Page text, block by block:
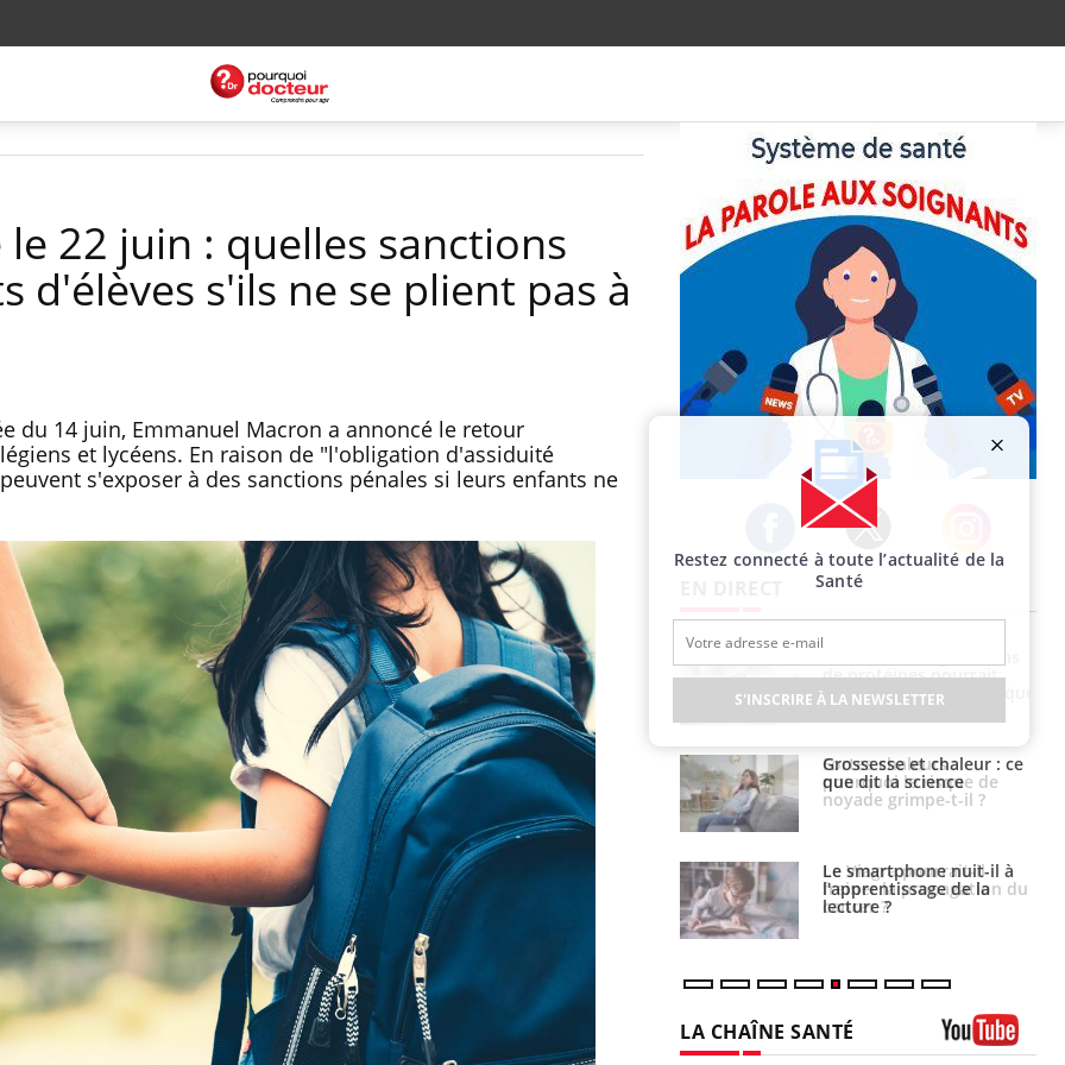
le 22 juin : quelles sanctions
d'élèves s'ils ne se plient pas à
du 14 juin, Emmanuel Macron a annoncé le retour
et lycéens. En raison de "l'obligation d'assiduité
s'exposer à des sanctions pénales si leurs enfants ne
Facebook Twitter Instagram
Cytomégalovirus : ce qui
change dans la prise en
charge des femmes
enceintes
La sieste empêche-t-elle
de dormir la nuit ?
VIH : la fin du comprimé
tous les jours se profile-t-
elle enfin ?
Pourquoi votre ventre
gâche-t-il les premiers
jours de vos vacances ?
Fortes chaleurs :
pourquoi le risque de
noyade grimpe-t-il ?
Le Viagra pourrait-il
de protéines pourrait
finalement être bénéfique
Grossesse et chaleur : ce
que dit la science
Le smartphone nuit-il à
l'apprentissage de la
lecture ?
LA CHAÎNE SANTÉ
Restez connecté à toute l’actualité de la
Santé
S'INSCRIRE À LA NEWSLETTER